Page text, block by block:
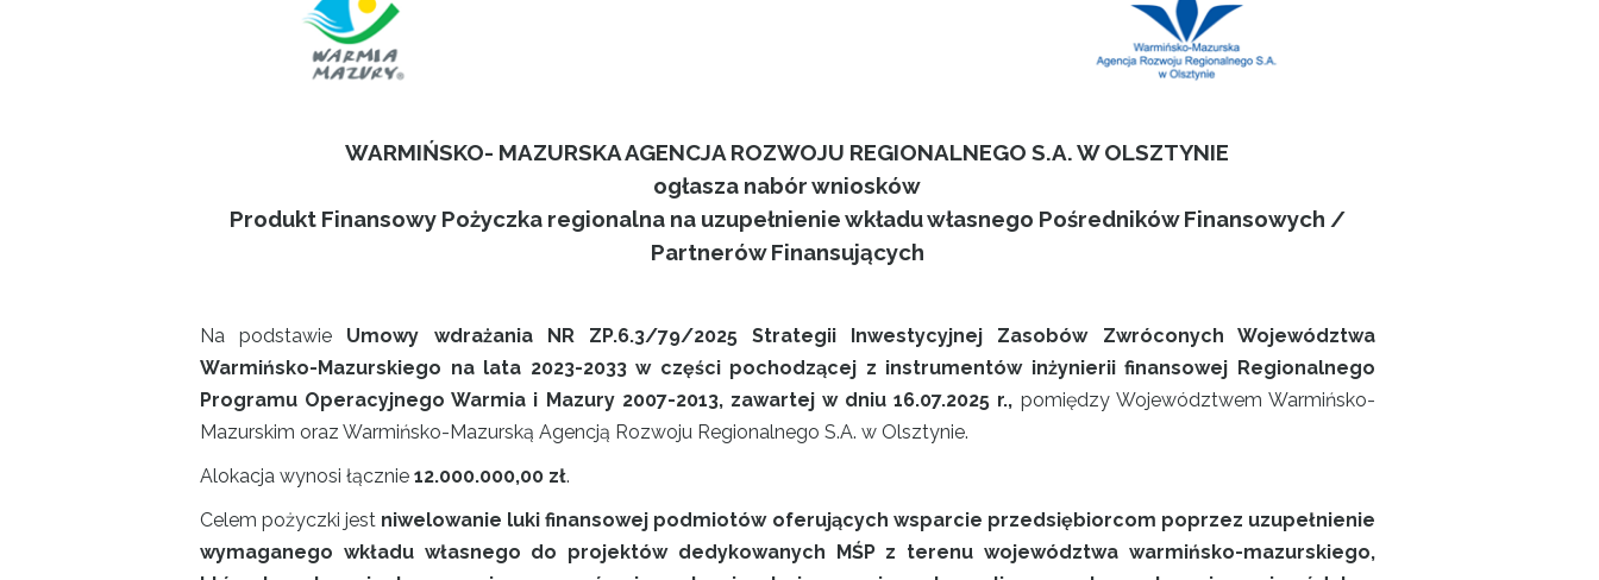
WARMIŃSKO- MAZURSKA AGENCJA ROZWOJU REGIONALNEGO S.A. W OLSZTYNIE
ogłasza nabór wniosków
Produkt Finansowy Pożyczka regionalna na uzupełnienie wkładu własnego Pośredników Finansowych /
Partnerów Finansujących
Na podstawie Umowy wdrażania NR ZP.6.3/79/2025 Strategii Inwestycyjnej Zasobów Zwróconych Województwa
Warmińsko-Mazurskiego na lata 2023-2033 w części pochodzącej z instrumentów inżynierii finansowej Regionalnego
Programu Operacyjnego Warmia i Mazury 2007-2013, zawartej w dniu 16.07.2025 r., pomiędzy Województwem Warmińsko-
Mazurskim oraz Warmińsko-Mazurską Agencją Rozwoju Regionalnego S.A. w Olsztynie.
Alokacja wynosi łącznie 12.000.000,00 zł.
Celem pożyczki jest niwelowanie luki finansowej podmiotów oferujących wsparcie przedsiębiorcom poprzez uzupełnienie
wymaganego wkładu własnego do projektów dedykowanych MŚP z terenu województwa warmińsko-mazurskiego,